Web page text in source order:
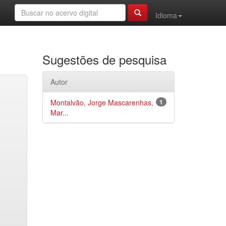
Idioma
Sugestões de pesquisa
Autor
1
Montalvão, Jorge Mascarenhas,
Mar...